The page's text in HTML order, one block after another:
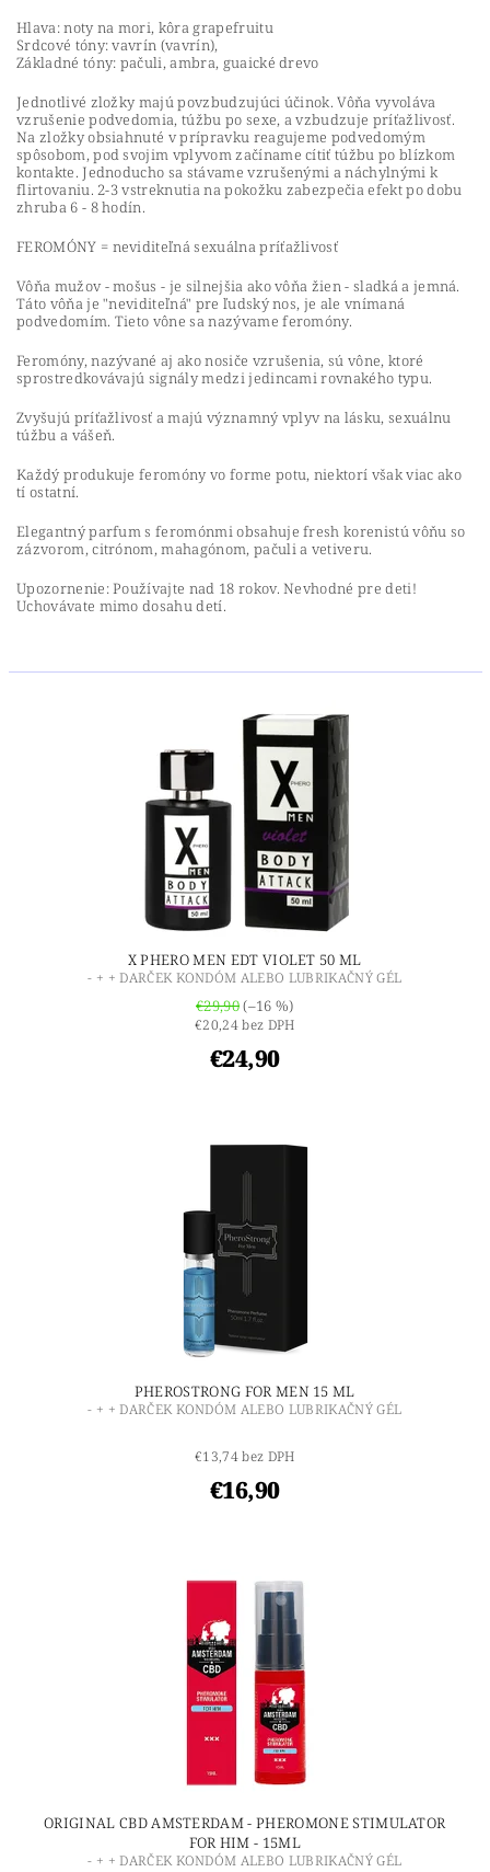
Hlava: noty na mori, kôra grapefruitu
Srdcové tóny: vavrín (vavrín),
Základné tóny: pačuli, ambra, guaické drevo
Jednotlivé zložky majú povzbudzujúci účinok. Vôňa vyvoláva
vzrušenie podvedomia, túžbu po sexe, a vzbudzuje príťažlivosť.
Na zložky obsiahnuté v prípravku reagujeme podvedomým
spôsobom, pod svojim vplyvom začíname cítiť túžbu po blízkom
kontakte. Jednoducho sa stávame vzrušenými a náchylnými k
flirtovaniu. 2-3 vstreknutia na pokožku zabezpečia efekt po dobu
zhruba 6 - 8 hodín.
FEROMÓNY = neviditeľná sexuálna príťažlivosť
Vôňa mužov - mošus - je silnejšia ako vôňa žien - sladká a jemná.
Táto vôňa je "neviditeľná" pre ľudský nos, je ale vnímaná
podvedomím. Tieto vône sa nazývame feromóny.
Feromóny, nazývané aj ako nosiče vzrušenia, sú vône, ktoré
sprostredkovávajú signály medzi jedincami rovnakého typu.
Zvyšujú príťažlivosť a majú významný vplyv na lásku, sexuálnu
túžbu a vášeň.
Každý produkuje feromóny vo forme potu, niektorí však viac ako
tí ostatní.
Elegantný parfum s feromónmi obsahuje fresh korenistú vôňu so
zázvorom, citrónom, mahagónom, pačuli a vetiveru.
Upozornenie: Používajte nad 18 rokov. Nevhodné pre deti!
Uchovávate mimo dosahu detí.
X PHERO MEN EDT VIOLET 50 ML
- + + DARČEK KONDÓM ALEBO LUBRIKAČNÝ GÉL
€29,90(–16 %)
€20,24 bez DPH
€24,90
PHEROSTRONG FOR MEN 15 ML
- + + DARČEK KONDÓM ALEBO LUBRIKAČNÝ GÉL
€13,74 bez DPH
€16,90
ORIGINAL CBD AMSTERDAM - PHEROMONE STIMULATOR
FOR HIM - 15ML
- + + DARČEK KONDÓM ALEBO LUBRIKAČNÝ GÉL